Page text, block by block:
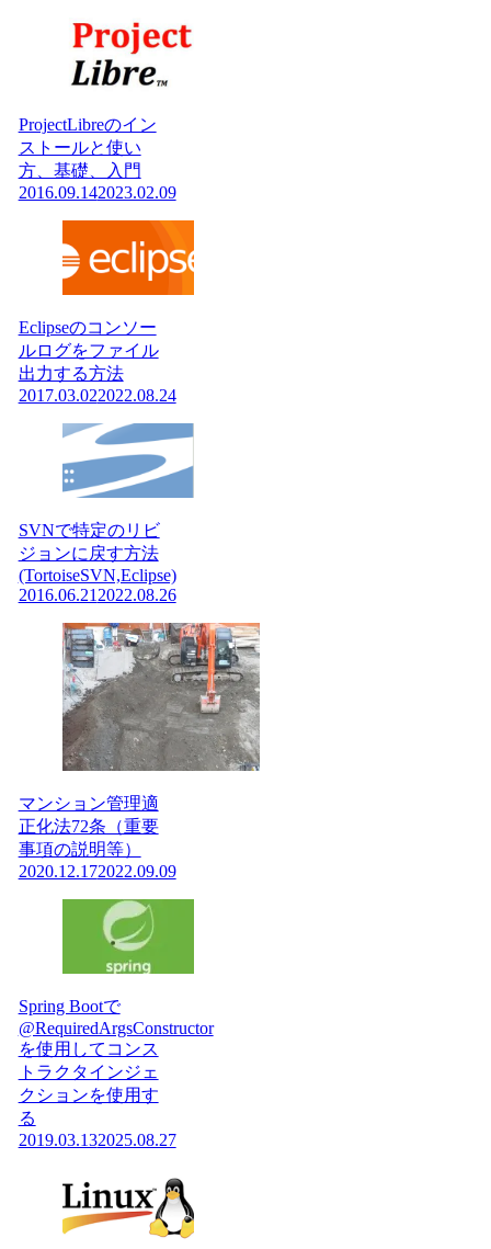
ProjectLibreのイン
ストールと使い
方、基礎、入門
2016.09.142023.02.09
Eclipseのコンソー
ルログをファイル
出力する方法
2017.03.022022.08.24
SVNで特定のリビ
ジョンに戻す方法
(TortoiseSVN,Eclipse)
2016.06.21 2022.08.26
マンション管理適
正化法72条（重要
事項の説明等）
2020.12.172022.09.09
Spring Bootで
@RequiredArgsConstructor
を使用してコンス
トラクタインジェ
クションを使用す
る
2019.03.132025.08.27